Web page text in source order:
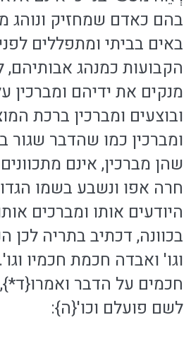
בהם כאדם שמחזיק ונוהג
באים בביתי ומתפללים
הקבועות כמנהג
מנקים את ידיהם ומברכין
ובוצעים ומברכין ברכת
ומברכין כמו שהדבר
שהן מברכין, אינם
חרה אפו ונשבע בשמו
היודעים אותו ומברכים
בכוונה, דכתיב בתריה לכן
וגו' ואבדה חכמת חכמיו
חכמים על הדבר
לשם פועלם וכו'{ה}: